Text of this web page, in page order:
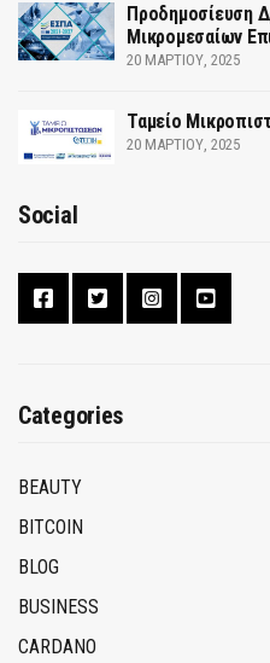
Προδημοσίευση
Μικρομεσαίων
20 ΜΑΡΤΊΟΥ, 2025
Ταμείο
20 ΜΑΡΤΊΟΥ, 2025
Social
Categories
BEAUTY
BITCOIN
BLOG
BUSINESS
CARDANO